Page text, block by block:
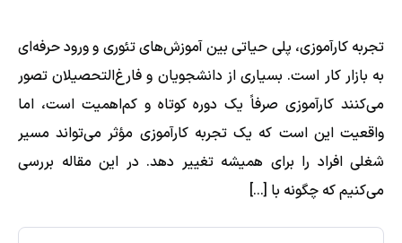
تجربه کارآموزی، پلی حیاتی بین آموزش‌های تئوری و ورود حرفه‌ای
به بازار کار است. بسیاری از دانشجویان و فارغ‌التحصیلان تصور
می‌کنند کارآموزی صرفاً یک دوره کوتاه و کم‌اهمیت است، اما
واقعیت این است که یک تجربه کارآموزی مؤثر می‌تواند مسیر
شغلی افراد را برای همیشه تغییر دهد. در این مقاله بررسی
می‌کنیم که چگونه با […]